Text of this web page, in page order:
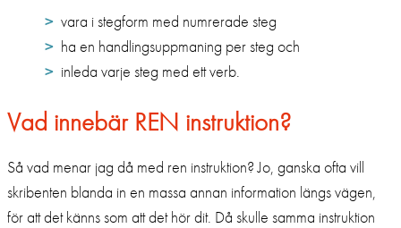
vara i stegform med numrerade steg
ha en handlingsuppmaning per steg och
inleda varje steg med ett verb.
Vad innebär REN instruktion?
Så vad menar jag då med ren instruktion? Jo, ganska ofta vill
skribenten blanda in en massa annan information längs vägen,
för att det känns som att det hör dit. Då skulle samma instruktion